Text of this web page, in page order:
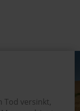
Tod versinkt,